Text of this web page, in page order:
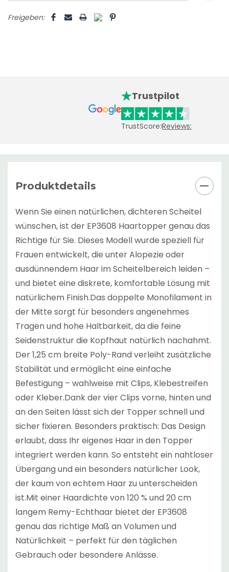
Freigeben:
Trustpilot
TrustScore:Reviews:
Produktdetails
Wenn Sie einen natürlichen, dichteren Scheitel
wünschen, ist der EP3608 Haartopper genau das
Richtige für Sie. Dieses Modell wurde speziell für
Frauen entwickelt, die unter Alopezie oder
ausdünnendem Haar im Scheitelbereich leiden –
und bietet eine diskrete, komfortable Lösung mit
natürlichem Finish.Das doppelte Monofilament in
der Mitte sorgt für besonders angenehmes
Tragen und hohe Haltbarkeit, da die feine
Seidenstruktur die Kopfhaut natürlich nachahmt.
Der 1,25 cm breite Poly-Rand verleiht zusätzliche
Stabilität und ermöglicht eine einfache
Befestigung – wahlweise mit Clips, Klebestreifen
oder Kleber.Dank der vier Clips vorne, hinten und
an den Seiten lässt sich der Topper schnell und
sicher fixieren. Besonders praktisch: Das Design
erlaubt, dass Ihr eigenes Haar in den Topper
integriert werden kann. So entsteht ein nahtloser
Übergang und ein besonders natürlicher Look,
der kaum von echtem Haar zu unterscheiden
ist.Mit einer Haardichte von 120 % und 20 cm
langem Remy-Echthaar bietet der EP3608
genau das richtige Maß an Volumen und
Natürlichkeit – perfekt für den täglichen
Gebrauch oder besondere Anlässe.